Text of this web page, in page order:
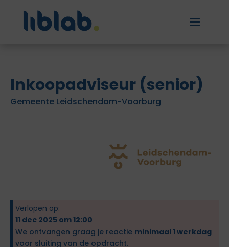
Inkoopadviseur (senior)
Gemeente Leidschendam-Voorburg
Verlopen op:
11 dec 2025 om 12:00
We ontvangen graag je reactie minimaal 1 werkdag
voor sluiting van de opdracht.